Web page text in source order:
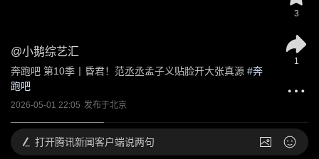
@小鹅综艺汇
奔跑吧 第10季丨昏君！范丞丞孟子义贴脸开大张真源 #奔
跑吧
2026-05-01 22:05 发布于北京
3
1
打开腾讯新闻客户端说两句